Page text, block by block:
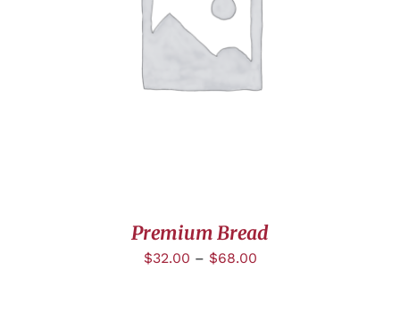
CHOIX DES OPTIONS
Premium Bread
$32.00 – $68.00